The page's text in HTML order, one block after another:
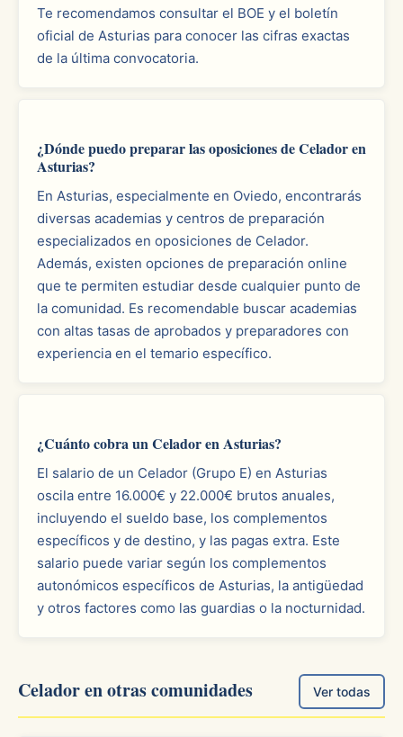
Te recomendamos consultar el BOE y el boletín
oficial de Asturias para conocer las cifras exactas
de la última convocatoria.
¿Dónde puedo preparar las oposiciones de Celador en
Asturias?
En Asturias, especialmente en Oviedo, encontrarás
diversas academias y centros de preparación
especializados en oposiciones de Celador.
Además, existen opciones de preparación online
que te permiten estudiar desde cualquier punto de
la comunidad. Es recomendable buscar academias
con altas tasas de aprobados y preparadores con
experiencia en el temario específico.
¿Cuánto cobra un Celador en Asturias?
El salario de un Celador (Grupo E) en Asturias
oscila entre 16.000€ y 22.000€ brutos anuales,
incluyendo el sueldo base, los complementos
específicos y de destino, y las pagas extra. Este
salario puede variar según los complementos
autonómicos específicos de Asturias, la antigüedad
y otros factores como las guardias o la nocturnidad.
Celador en otras comunidades Ver todas